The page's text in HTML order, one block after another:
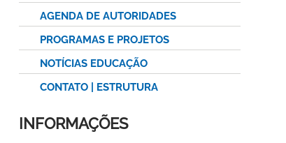
AGENDA DE AUTORIDADES
PROGRAMAS E PROJETOS
NOTÍCIAS EDUCAÇÃO
CONTATO | ESTRUTURA
INFORMAÇÕES